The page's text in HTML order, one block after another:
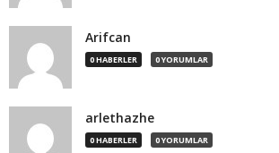
Arifcan
0 HABERLER 0 YORUMLAR
arlethazhe
0 HABERLER 0 YORUMLAR